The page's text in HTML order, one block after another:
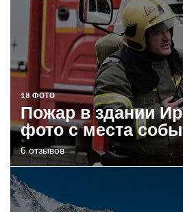
18 ФОТО
Пожар в здании
фото с места
6 отзывов